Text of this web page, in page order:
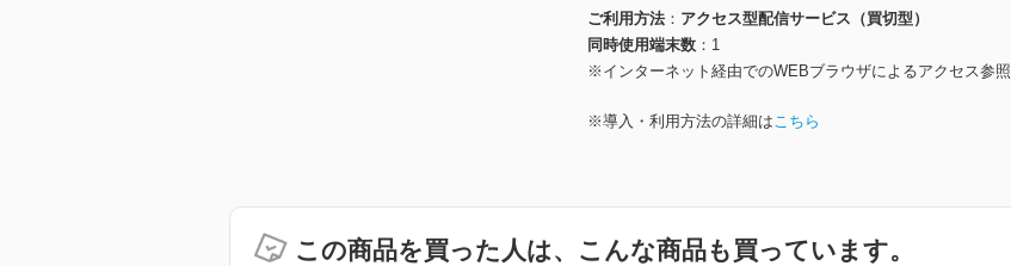
ご利用方法
アクセス型配信サービス（買切型）
同時使用端末数
1
※インターネット経由でのWEBブラウザによるアクセス参照
※導入・利用方法の詳細はこちら
この商品を買った人は、こんな商品も買っています。